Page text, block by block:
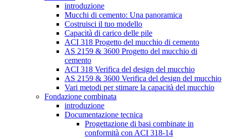
introduzione
Mucchi di cemento: Una panoramica
Costruisci il tuo modello
Capacità di carico delle pile
ACI 318 Progetto del mucchio di cemento
AS 2159 & 3600 Progetto del mucchio di
cemento
ACI 318 Verifica del design del mucchio
AS 2159 & 3600 Verifica del design del mucchio
Vari metodi per stimare la capacità del mucchio
Fondazione combinata
introduzione
Documentazione tecnica
Progettazione di basi combinate in
conformità con ACI 318-14